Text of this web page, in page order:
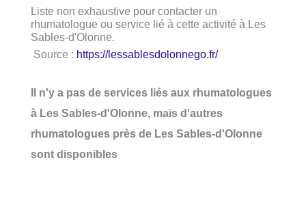
Liste non exhaustive pour contacter un
rhumatologue ou service lié à cette activité à Les
Sables-d'Olonne.
Source : https://lessablesdolonnego.fr/
Il n'y a pas de services liés aux rhumatologues
à Les Sables-d'Olonne, mais d'autres
rhumatologues près de Les Sables-d'Olonne
sont disponibles